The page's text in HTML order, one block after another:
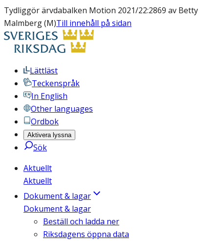
Tydliggör ärvdabalken Motion 2021/22:2869 av Betty
Malmberg (M)Till innehåll på sidan
Lättläst
Teckenspråk
In English
Other languages
Ordbok
Aktivera lyssna
Sök
Aktuellt
Aktuellt
Dokument & lagar
Dokument & lagar
Beställ och ladda ner
Riksdagens öppna data